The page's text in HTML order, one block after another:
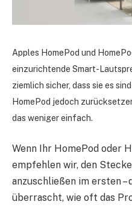
Apples HomePod und
einzurichtende Smart-
ziemlich sicher, dass sie es sind
HomePod jedoch
das weniger einfach.
Wenn Ihr HomePod oder
empfehlen wir, den
anzuschließen im ersten –
überrascht, wie oft das